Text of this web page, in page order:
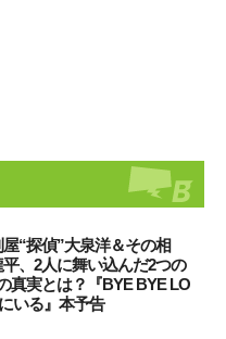
“探偵”大泉洋＆その相
、2人に舞い込んだ2つの
真実とは？『BYE BYE LO
いる』本予告